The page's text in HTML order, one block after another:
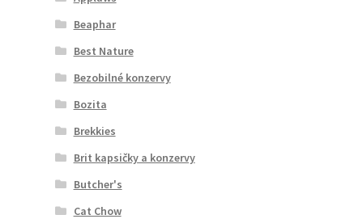
Beaphar
Best Nature
Bezobilné konzervy
Bozita
Brekkies
Brit kapsičky a konzervy
Butcher's
Cat Chow